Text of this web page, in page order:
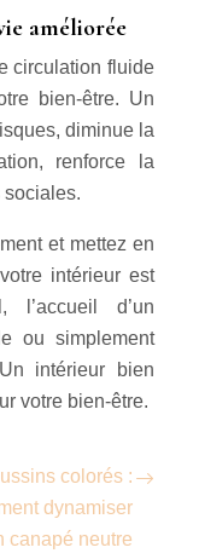
améliorée
circulation fluide
bien-être. Un
diminue la
renforce la
sociales.
et mettez en
intérieur est
l’accueil d’un
ou simplement
intérieur bien
votre bien-être.
colorés :
dynamiser
canapé neutre